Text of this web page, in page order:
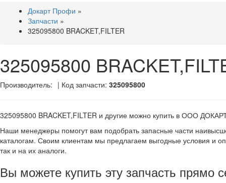
Докарт Профи »
Запчасти »
325095800 BRACKET,FILTER
325095800
Производитель: | Код запчасти: 325095800
325095800 BRACKET,FILTER и другие можно купить в ООО
Наши менеджеры помогут вам подобрать запасные части
каталогам. Своим клиентам мы предлагаем выгодные условия и
так и на их аналоги.
Вы можете купить эту запчасть прямо